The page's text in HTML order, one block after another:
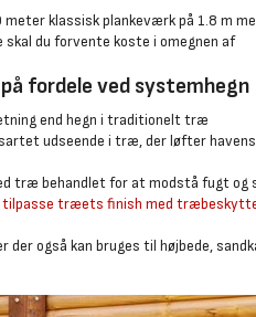
klassisk plankeværk på 1.8 m
du forvente koste i omegnen af
fordele ved systemhegn
end hegn i traditionelt træ
udseende i træ, der løfter havens
træ behandlet for at modstå fugt og
tilpasse træets finish med
der også kan bruges til højbede,